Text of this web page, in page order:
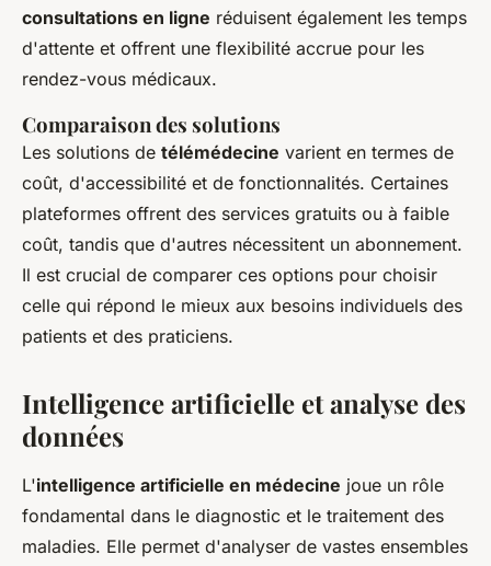
consultations en ligne réduisent également les temps
d'attente et offrent une flexibilité accrue pour les
rendez-vous médicaux.
Comparaison des solutions
Les solutions de télémédecine varient en termes de
coût, d'accessibilité et de fonctionnalités. Certaines
plateformes offrent des services gratuits ou à faible
coût, tandis que d'autres nécessitent un abonnement.
Il est crucial de comparer ces options pour choisir
celle qui répond le mieux aux besoins individuels des
patients et des praticiens.
Intelligence artificielle et analyse des
données
L'intelligence artificielle en médecine joue un rôle
fondamental dans le diagnostic et le traitement des
maladies. Elle permet d'analyser de vastes ensembles